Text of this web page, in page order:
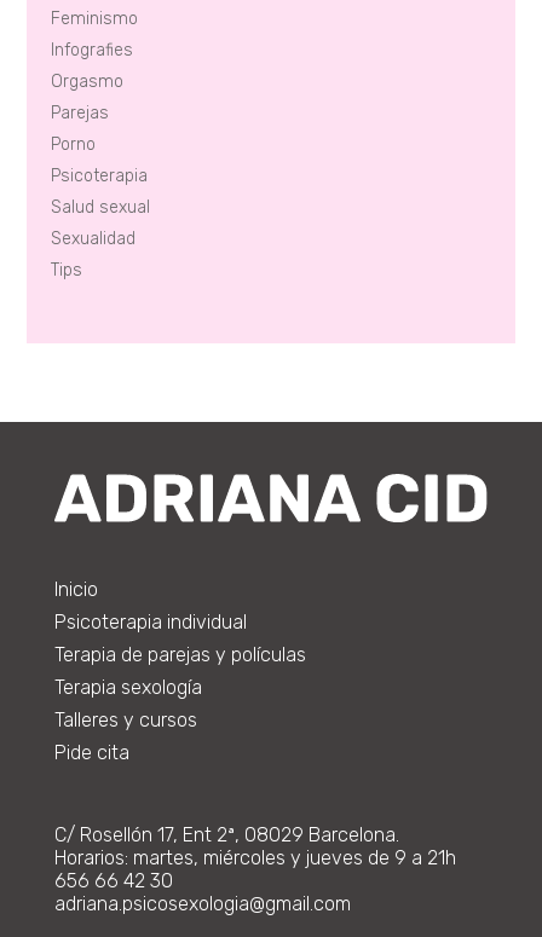
Feminismo
Infografies
Orgasmo
Parejas
Porno
Psicoterapia
Salud sexual
Sexualidad
Tips
Inicio
Psicoterapia individual
Terapia de parejas y polículas
Terapia sexología
Talleres y cursos
Pide cita
C/ Rosellón 17, Ent 2ª, 08029 Barcelona.
Horarios: martes, miércoles y jueves de 9 a 21h
656 66 42 30
adriana.psicosexologia@gmail.com